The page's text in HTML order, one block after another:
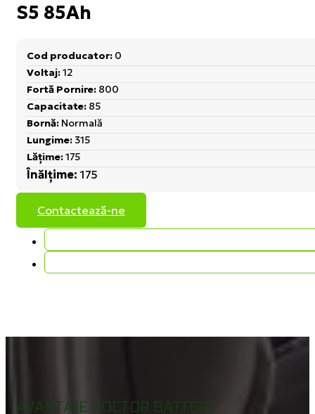
S5 85Ah
Cod producator: 0
Voltaj:12
Fortă Pornire: 800
Capacitate: 85
Bornă: Normală
Lungime: 315
Lățime:175
Înălțime: 175
Contactează-ne
AVANTAJE DOCTOR BATTERY